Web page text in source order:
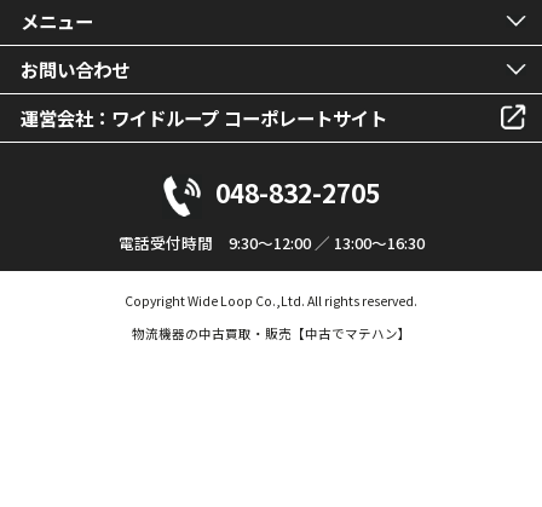
メニュー
お問い合わせ
運営会社：ワイドループ コーポレートサイト
048-832-2705
電話受付時間 9:30～12:00 ／ 13:00～16:30
Copyright Wide Loop Co.,Ltd. All rights reserved.
物流機器の中古買取・販売【中古でマテハン】